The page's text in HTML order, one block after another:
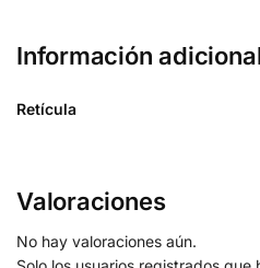
Información
Retícula
Valoraciones
No hay valoraciones aún.